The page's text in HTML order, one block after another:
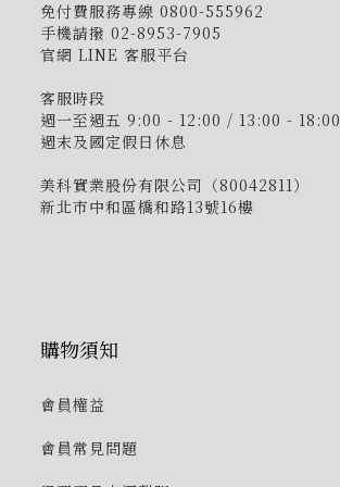
免付費服務專線 0800-555962
手機請撥 02-8953-7905
官網 LINE 客服平台
客服時段
週一至週五 9:00 - 12:00 / 13:00 - 18:00
週末及國定假日休息
美科實業股份有限公司（80042811）
新北市中和區橋和路13號16樓
購物須知
會員權益
會員常見問題